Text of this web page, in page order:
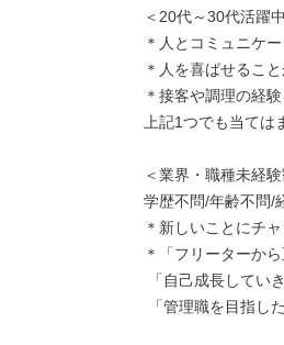
＜20代～30代活躍
＊人とコミュニケ
＊人を喜ばせること
＊接客や調理の経
上記1つでも当ては
＜業界・職種未経験
学歴不問/年齢不問/
＊新しいことにチ
＊「フリーターか